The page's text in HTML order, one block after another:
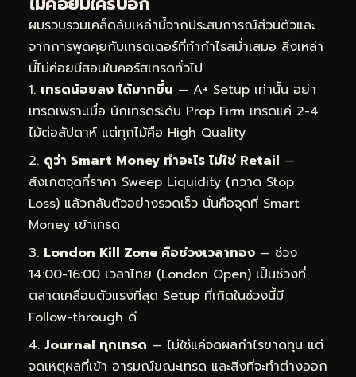
ผมรวบรวมเคล็ดลับเหล่านี้จากประสบการณ์ส่วนตัวและ
จากการพูดคุยกับเทรดเดอร์ที่ทำกำไรสม่ำเสมอ สิ่งเหล่า
นี้ไม่ค่อยมีสอนในคอร์สเทรดทั่วไป
เทรดน้อยลง ได้มากขึ้น — A+ Setup เท่านั้น อย่า
เทรดเพราะเบื่อ นักเทรดระดับ Prop Firm เทรดแค่ 2-4
ไม้ต่อสัปดาห์ แต่ทุกไม้คือ High Quality
ดูว่า Smart Money ทำอะไร ไม่ใช่ Retail —
สังเกตจุดที่ราคา Sweep Liquidity (กวาด Stop
Loss) แล้วกลับตัวอย่างรวดเร็ว นั่นคือจุดที่ Smart
Money เข้าเทรด
London Kill Zone คือช่วงเวลาทอง — ช่วง
14:00-16:00 เวลาไทย (London Open) เป็นช่วงที่
ตลาดเคลื่อนตัวแรงที่สุด Setup ที่เกิดในช่วงนี้มี
Follow-through ดี
Journal ทุกเทรด — ไม่ใช่แค่จดผลกำไรขาดทุน แต่
จดเหตุผลที่เข้า อารมณ์ขณะเทรด และสิ่งที่จะทำต่างออก